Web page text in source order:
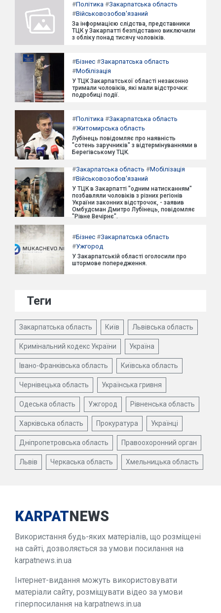
#Політика #Закарпатська область
#Військовозобов'язаний
За інформацією слідства, представники
ТЦК у Закарпатті безпідставно виключили
з обліку понад тисячу чоловіків.
#Бізнес #Закарпатська область
#Мобілізація
У ТЦК Закарпатської області незаконно
тримали чоловіків, які мали відстрочки:
подробиці події.
#Політика #Закарпатська область
#Житомирська область
Лубінець повідомляє про наявність
"сотень заручників" з відтермінуваннями в
Берегівському ТЦК.
#Закарпатська область #Мобілізація
#Військовозобов'язаний
У ТЦК в Закарпатті "одним натисканням"
позбавляли чоловіків з різних регіонів
України законних відстрочок, - заявив
Омбудсман Дмитро Лубінець, повідомляє
"Рівне Вечірнє".
#Бізнес #Закарпатська область
#Ужгород
У Закарпатській області оголосили про
штормове попередження.
Теги
Закарпатська область Київ Львівська область
Кримінальний кодекс України Україна
Івано-Франківська область Київська область
Чернівецька область Українська гривня
Одеська область Ужгород Рівненська область
Харківська область Прокуратура Українці
Дніпропетровська область Правоохоронний орган
Львів Черкаська область Хмельницька область
KARPATNEWS
Використання будь-яких матеріалів, що розміщені
на сайті, дозволяється за умови посилання на
karpatnews.in.ua
Інтернет-видання можуть використовувати
матеріали сайту, розміщувати відео за умови
гіперпосилання на karpatnews.in.ua